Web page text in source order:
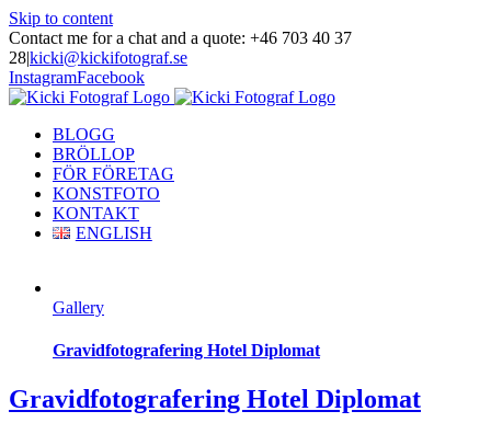
Skip to content
Contact me for a chat and a quote: +46 703 40 37
28|kicki@kickifotograf.se
InstagramFacebook
BLOGG
BRÖLLOP
FÖR FÖRETAG
KONSTFOTO
KONTAKT
ENGLISH
Gallery
Gravidfotografering Hotel Diplomat
Gravidfotografering Hotel Diplomat